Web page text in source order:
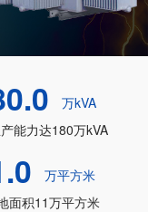
万kVA
能力达180万kVA
万平方米
面积11万平方米